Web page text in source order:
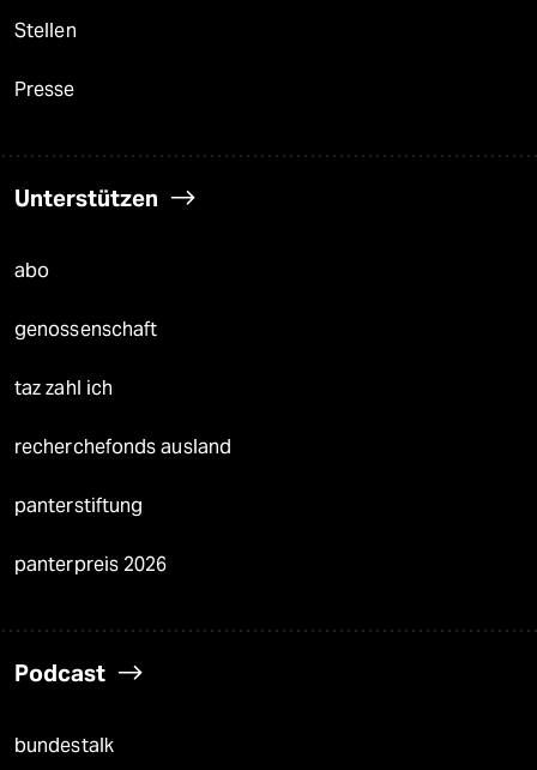
Stellen
Presse
Unterstützen
abo
genossenschaft
taz zahl ich
recherchefonds ausland
panterstiftung
panterpreis 2026
Podcast
bundestalk